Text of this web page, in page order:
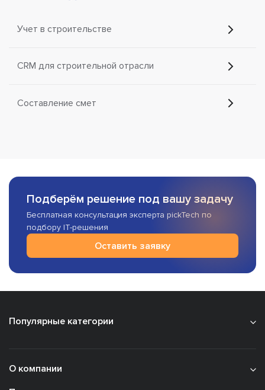
Учет в строительстве
CRM для строительной отрасли
Составление смет
Подберём решение под вашу задачу
Бесплатная консультация эксперта pickTech по
подбору IT-решения
Оставить заявку
Популярные категории
О компании